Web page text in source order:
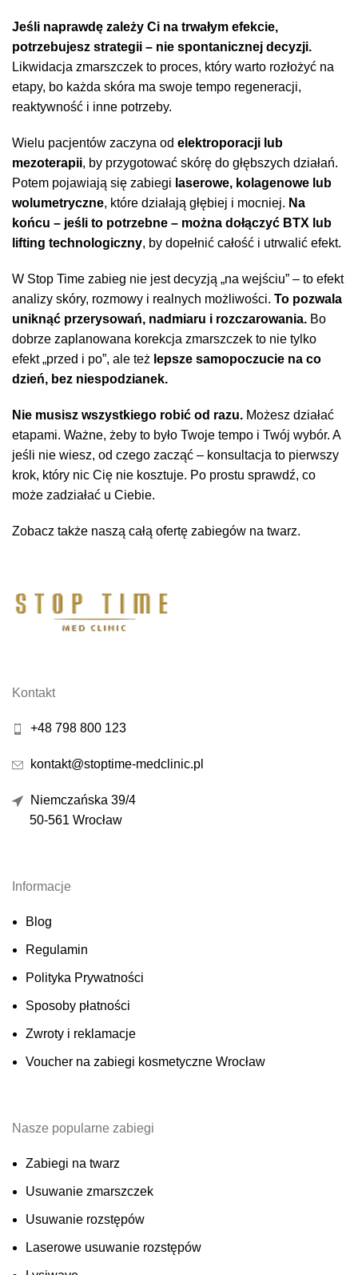
Jeśli naprawdę zależy Ci na trwałym efekcie,
potrzebujesz strategii – nie spontanicznej decyzji.
Likwidacja zmarszczek to proces, który warto rozłożyć na
etapy, bo każda skóra ma swoje tempo regeneracji,
reaktywność i inne potrzeby.
Wielu pacjentów zaczyna od elektroporacji lub
mezoterapii, by przygotować skórę do głębszych działań.
Potem pojawiają się zabiegi laserowe, kolagenowe lub
wolumetryczne, które działają głębiej i mocniej. Na
końcu – jeśli to potrzebne – można dołączyć BTX lub
lifting technologiczny, by dopełnić całość i utrwalić efekt.
W Stop Time zabieg nie jest decyzją „na wejściu” – to efekt
analizy skóry, rozmowy i realnych możliwości. To pozwala
uniknąć przerysowań, nadmiaru i rozczarowania. Bo
dobrze zaplanowana korekcja zmarszczek to nie tylko
efekt „przed i po”, ale też lepsze samopoczucie na co
dzień, bez niespodzianek.
Nie musisz wszystkiego robić od razu. Możesz działać
etapami. Ważne, żeby to było Twoje tempo i Twój wybór. A
jeśli nie wiesz, od czego zacząć – konsultacja to pierwszy
krok, który nic Cię nie kosztuje. Po prostu sprawdź, co
może zadziałać u Ciebie.
Zobacz także naszą całą ofertę zabiegów na twarz.
Kontakt
+48 798 800 123
kontakt@stoptime-medclinic.pl
Niemczańska 39/4
50-561 Wrocław
Informacje
Blog
Regulamin
Polityka Prywatności
Sposoby płatności
Zwroty i reklamacje
Voucher na zabiegi kosmetyczne Wrocław
Nasze popularne zabiegi
Zabiegi na twarz
Usuwanie zmarszczek
Usuwanie rozstępów
Laserowe usuwanie rozstępów